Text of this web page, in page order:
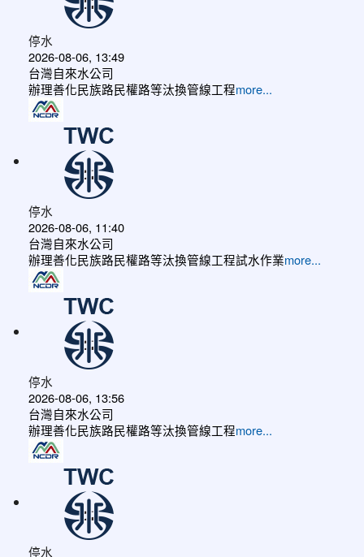
停水
2026-08-06, 13:49
台灣自來水公司
辦理善化民族路民權路等汰換管線工程more...
停水
2026-08-06, 11:40
台灣自來水公司
辦理善化民族路民權路等汰換管線工程試水作業more...
停水
2026-08-06, 13:56
台灣自來水公司
辦理善化民族路民權路等汰換管線工程more...
停水